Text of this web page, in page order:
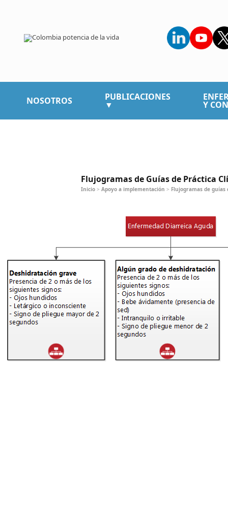
NOSOTROS PUBLICACIONES
▼ Y
Flujogramas de Guías de Práctica
Inicio > Apoyo a implementación > Flujogramas de guías